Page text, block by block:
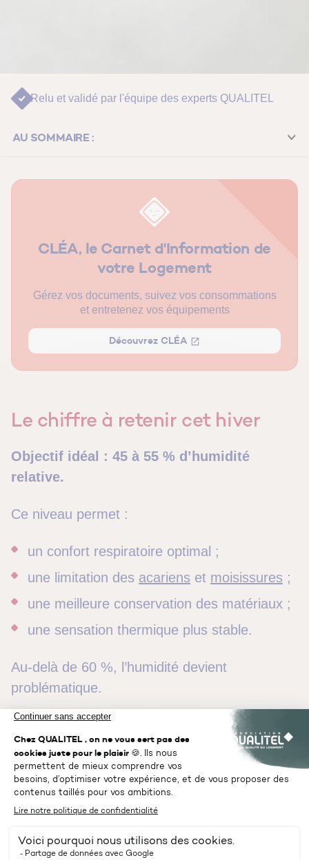
Le chiffre à retenir cet hiver
Objectif idéal : 45 à 55 % d’humidité
relative.
Ce niveau permet :
un confort respiratoire optimal ;
une limitation des acariens et moisissures ;
une meilleure conservation des matériaux ;
une sensation thermique plus stable.
Au-delà de 60 %, l’humidité devient
problématique.
En dessous de 40 %, l’air devient trop sec.
Pourquoi l’humidité grimpe (ou
chute) en hiver ?
chauffé et moins aéré.
Relu et validé par l'équipe des experts QUALITEL
AU SOMMAIRE :
Trop humide : quels signes doivent alerter ?
Trop sec : un inconfort souvent sous-estimé
Comment vérifier facilement le taux d’humidité chez soi ?
6 gestes simples pour rester dans la zone idéale
Pourquoi c’est aussi un enjeu de qualité du logement
En résumé
CLÉA, le Carnet d'Information de
votre Logement
Gérez vos documents, suivez vos consommations
et entretenez vos équipements
Découvrez CLÉA